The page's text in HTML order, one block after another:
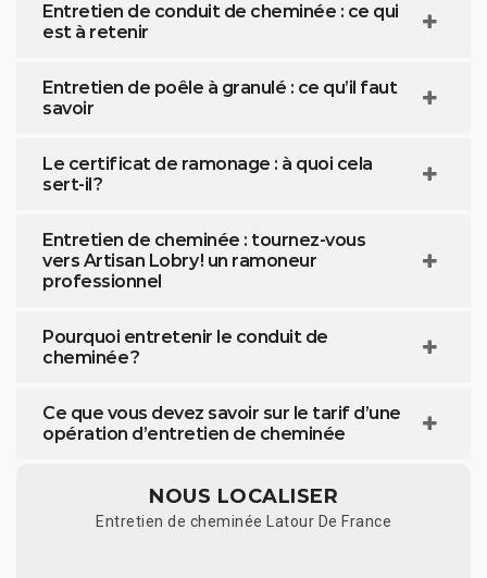
Entretien de conduit de cheminée : ce qui
est à retenir
Entretien de poêle à granulé : ce qu’il faut
savoir
Le certificat de ramonage : à quoi cela
sert-il ?
Entretien de cheminée : tournez-vous
vers Artisan Lobry ! un ramoneur
professionnel
Pourquoi entretenir le conduit de
cheminée ?
Ce que vous devez savoir sur le tarif d’une
opération d’entretien de cheminée
NOUS LOCALISER
Entretien de cheminée Latour De France